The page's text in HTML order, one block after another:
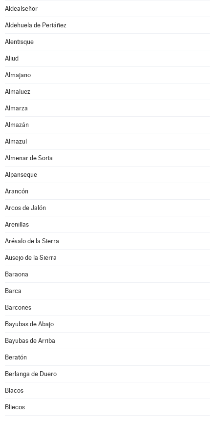
Aldealseñor
Aldehuela de Periáñez
Alentisque
Aliud
Almajano
Almaluez
Almarza
Almazán
Almazul
Almenar de Soria
Alpanseque
Arancón
Arcos de Jalón
Arenillas
Arévalo de la Sierra
Ausejo de la Sierra
Baraona
Barca
Barcones
Bayubas de Abajo
Bayubas de Arriba
Beratón
Berlanga de Duero
Blacos
Bliecos